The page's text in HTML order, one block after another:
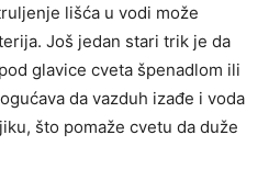
lišća u vodi može
Još jedan stari trik je da
glavice cveta špenadlom ili
da vazduh izađe i voda
što pomaže cvetu da duže